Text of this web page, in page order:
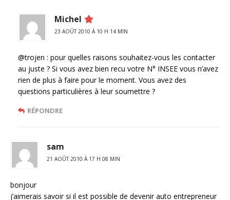
Michel
23 AOÛT 2010 À 10 H 14 MIN
@trojen : pour quelles raisons souhaitez-vous les contacter
au juste ? Si vous avez bien recu votre N° INSEE vous n’avez
rien de plus à faire pour le moment. Vous avez des
questions particulières à leur soumettre ?
RÉPONDRE
sam
21 AOÛT 2010 À 17 H 08 MIN
bonjour
j’aimerais savoir si il est possible de devenir auto entrepreneur